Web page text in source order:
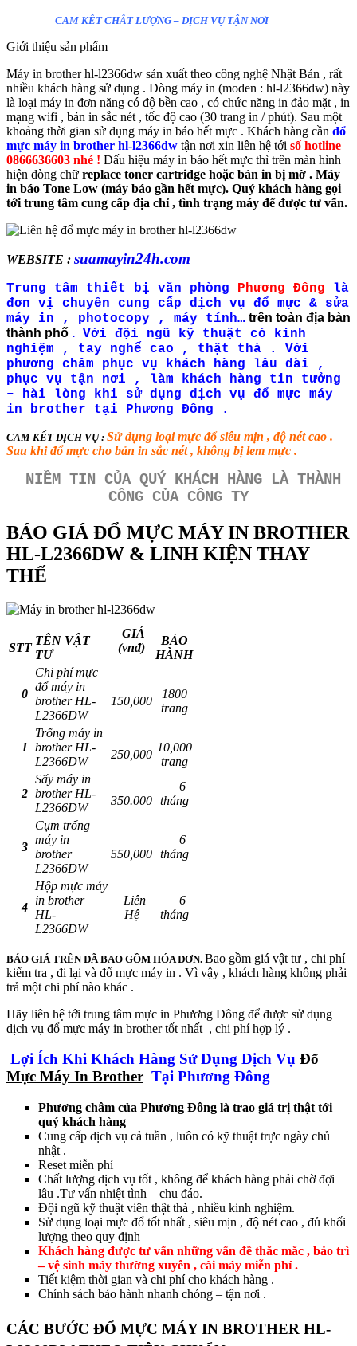
CAM KẾT CHẤT LƯỢNG – DỊCH VỤ TẬN NƠI
Giới thiệu sản phẩm
Máy in brother hl-l2366dw sản xuất theo công nghệ Nhật Bản , rất
nhiều khách hàng sử dụng . Dòng máy in (moden : hl-l2366dw) này
là loại máy in đơn năng có độ bền cao , có chức năng in đảo mặt , in
mạng wifi , bản in sắc nét , tốc độ cao (30 trang in / phút). Sau một
khoảng thời gian sử dụng máy in báo hết mực . Khách hàng cần đổ
mực máy in brother hl-l2366dw tận nơi xin liên hệ tới số hotline
0866636603 nhé ! Dấu hiệu máy in báo hết mực thì trên màn hình
hiện dòng chữ replace toner cartridge hoặc bản in bị mờ . Máy
in báo Tone Low (máy báo gần hết mực). Quý khách hàng gọi
tới trung tâm cung cấp địa chỉ , tình trạng máy để được tư vấn.
WEBSITE : suamayin24h.com
Trung tâm thiết bị văn phòng Phương Đông là
đơn vị chuyên cung cấp dịch vụ đổ mực & sửa
máy in , photocopy , máy tính… trên toàn địa bàn
thành phố . Với đội ngũ kỹ thuật có kinh
nghiệm , tay nghế cao , thật thà . Với
phương châm phục vụ khách hàng lâu dài ,
phục vụ tận nơi , làm khách hàng tin tưởng
– hài lòng khi sử dụng dịch vụ đổ mực máy
in brother tại Phương Đông .
CAM KẾT DỊCH VỤ : Sử dụng loại mực đổ siêu mịn , độ nét cao .
Sau khi đổ mực cho bản in sắc nét , không bị lem mực .
NIỀM TIN CỦA QUÝ KHÁCH HÀNG LÀ THÀNH
CÔNG CỦA CÔNG TY
BÁO GIÁ ĐỔ MỰC MÁY IN BROTHER
HL-L2366DW & LINH KIỆN THAY
THẾ
STT
TÊN VẬT
TƯ
GIÁ
(vnđ)
BẢO
HÀNH
0
Chi phí mực
đổ máy in
brother HL-
L2366DW
150,000
1800
trang
1
Trống máy in
brother HL-
L2366DW
250,000
10,000
trang
2
Sấy máy in
brother HL-
L2366DW
350.000
6
tháng
3
Cụm trống
máy in
brother
L2366DW
550,000
6
tháng
4
Hộp mực máy
in brother
HL-
L2366DW
Liên
Hệ
6
tháng
BÁO GIÁ TRÊN ĐÃ BAO GỒM HÓA ĐƠN. Bao gồm giá vật tư , chi phí
kiểm tra , đi lại và đổ mực máy in . Vì vậy , khách hàng không phải
trả một chi phí nào khác .
Hãy liên hệ tới trung tâm mực in Phương Đông để được sử dụng
dịch vụ đổ mực máy in brother tốt nhất , chi phí hợp lý .
Lợi Ích Khi Khách Hàng Sử Dụng Dịch Vụ Đổ
Mực Máy In Brother Tại Phương Đông
Phương châm của Phương Đông là trao giá trị thật tới
quý khách hàng
Cung cấp dịch vụ cả tuần , luôn có kỹ thuật trực ngày chủ
nhật .
Reset miễn phí
Chất lượng dịch vụ tốt , không để khách hàng phải chờ đợi
lâu .Tư vấn nhiệt tình – chu đáo.
Đội ngũ kỹ thuật viên thật thà , nhiều kinh nghiệm.
Sử dụng loại mực đổ tốt nhất , siêu mịn , độ nét cao , đủ khối
lượng theo quy định
Khách hàng được tư vấn những vấn đề thắc mắc , bảo trì
– vệ sinh máy thường xuyên , cài máy miễn phí .
Tiết kiệm thời gian và chi phí cho khách hàng .
Chính sách bảo hành nhanh chóng – tận nơi .
CÁC BƯỚC ĐỔ MỰC MÁY IN BROTHER HL-